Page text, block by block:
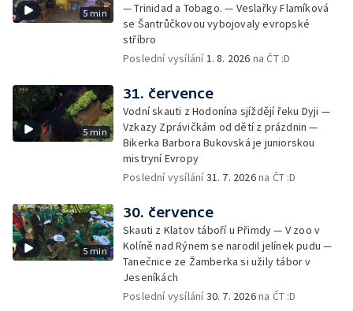
5 min
— Trinidad a Tobago. — Veslařky Flamíková
se Šantrůčkovou vybojovaly evropské
stříbro
Poslední vysílání1. 8. 2026 na ČT :D
5 min
31. července
Vodní skauti z Hodonína sjíždějí řeku Dyji —
Vzkazy Zprávičkám od dětí z prázdnin —
Bikerka Barbora Bukovská je juniorskou
mistryní Evropy
Poslední vysílání31. 7. 2026na ČT :D
5 min
30. července
Skauti z Klatov táboří u Přimdy — V zoo v
Kolíně nad Rýnem se narodil jelínek pudu —
Tanečnice ze Žamberka si užily tábor v
Jeseníkách
Poslední vysílání30. 7. 2026na ČT :D